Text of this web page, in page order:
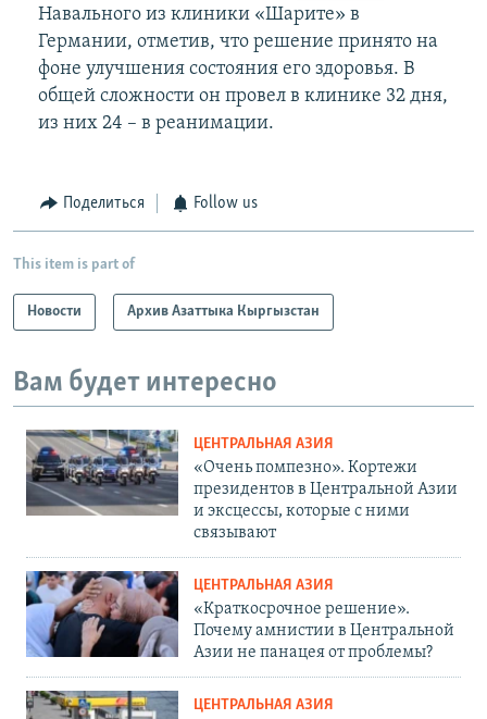
Навального из клиники «Шарите» в
Германии, отметив, что решение принято на
фоне улучшения состояния его здоровья. В
общей сложности он провел в клинике 32 дня,
из них 24 – в реанимации.
Поделиться Follow us
This item is part of
Новости Архив Азаттыка Кыргызстан
Вам будет интересно
ЦЕНТРАЛЬНАЯ АЗИЯ
«Очень помпезно». Кортежи
президентов в Центральной Азии
и эксцессы, которые с ними
связывают
ЦЕНТРАЛЬНАЯ АЗИЯ
«Краткосрочное решение».
Почему амнистии в Центральной
Азии не панацея от проблемы?
ЦЕНТРАЛЬНАЯ АЗИЯ